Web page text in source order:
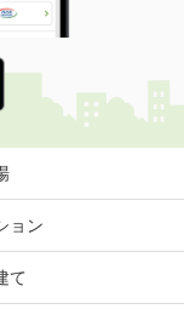
ョン
て